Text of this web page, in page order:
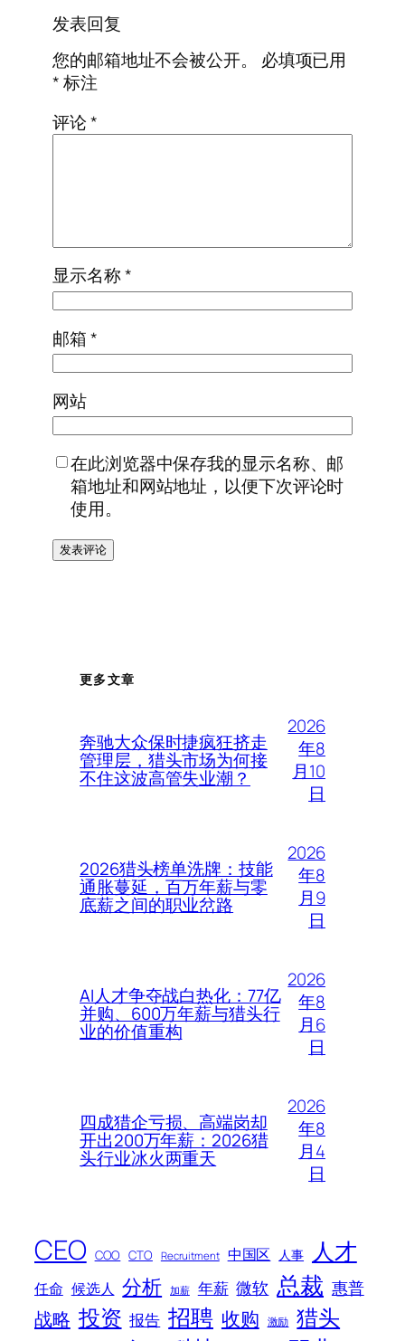
发表回复
您的邮箱地址不会被公开。
必填项已用
*标注
评论*
显示名称*
邮箱*
网站
在此浏览器中保存我的显示名称、邮
箱地址和网站地址，以便下次评论时
使用。
更多文章
奔驰大众保时捷疯狂挤走
管理层，猎头市场为何接
不住这波高管失业潮？
2026
年8
月10
日
2026猎头榜单洗牌：技能
通胀蔓延，百万年薪与零
底薪之间的职业岔路
2026
年8
月9
日
AI人才争夺战白热化：77亿
并购、600万年薪与猎头行
业的价值重构
2026
年8
月6
日
四成猎企亏损、高端岗却
开出200万年薪：2026猎
头行业冰火两重天
2026
年8
月4
日
CEO COO CTO Recruitment 中国区 人事 人才
任命 候选人 分析 加薪 年薪 微软 总裁 惠普
战略 投资 报告 招聘 收购 激励 猎头